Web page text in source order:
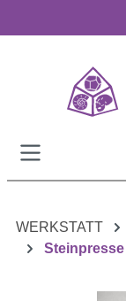
WERKSTATT
Steinpresse